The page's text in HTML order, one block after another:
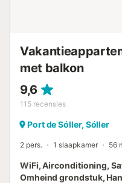
met balkon
9,6
115 recensies
Port de Sóller, Sóller
2 pers. 1 slaapkamer 56
WiFi, Airconditioning,
Omheind grondstuk,